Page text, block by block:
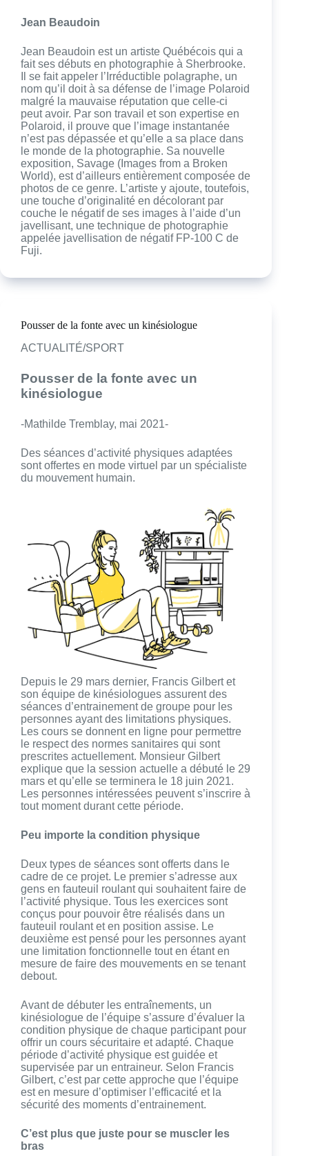
Jean Beaudoin
Jean Beaudoin est un artiste Québécois qui a
fait ses débuts en photographie à Sherbrooke.
Il se fait appeler l’Irréductible polagraphe, un
nom qu’il doit à sa défense de l’image Polaroid
malgré la mauvaise réputation que celle-ci
peut avoir. Par son travail et son expertise en
Polaroid, il prouve que l’image instantanée
n’est pas dépassée et qu’elle a sa place dans
le monde de la photographie. Sa nouvelle
exposition, Savage (Images from a Broken
World), est d’ailleurs entièrement composée de
photos de ce genre. L’artiste y ajoute, toutefois,
une touche d’originalité en décolorant par
couche le négatif de ses images à l’aide d’un
javellisant, une technique de photographie
appelée javellisation de négatif FP-100 C de
Fuji.
Pousser de la fonte avec un kinésiologue
ACTUALITÉ/SPORT
Pousser de la fonte avec un
kinésiologue
-Mathilde Tremblay, mai 2021-
Des séances d’activité physiques adaptées
sont offertes en mode virtuel par un spécialiste
du mouvement humain.
Depuis le 29 mars dernier, Francis Gilbert et
son équipe de kinésiologues assurent des
séances d’entrainement de groupe pour les
personnes ayant des limitations physiques.
Les cours se donnent en ligne pour permettre
le respect des normes sanitaires qui sont
prescrites actuellement. Monsieur Gilbert
explique que la session actuelle a débuté le 29
mars et qu’elle se terminera le 18 juin 2021.
Les personnes intéressées peuvent s’inscrire à
tout moment durant cette période.
Peu importe la condition physique
Deux types de séances sont offerts dans le
cadre de ce projet. Le premier s’adresse aux
gens en fauteuil roulant qui souhaitent faire de
l’activité physique. Tous les exercices sont
conçus pour pouvoir être réalisés dans un
fauteuil roulant et en position assise. Le
deuxième est pensé pour les personnes ayant
une limitation fonctionnelle tout en étant en
mesure de faire des mouvements en se tenant
debout.
Avant de débuter les entraînements, un
kinésiologue de l’équipe s’assure d’évaluer la
condition physique de chaque participant pour
offrir un cours sécuritaire et adapté. Chaque
période d’activité physique est guidée et
supervisée par un entraineur. Selon Francis
Gilbert, c’est par cette approche que l’équipe
est en mesure d’optimiser l’efficacité et la
sécurité des moments d’entrainement.
C’est plus que juste pour se muscler les
bras